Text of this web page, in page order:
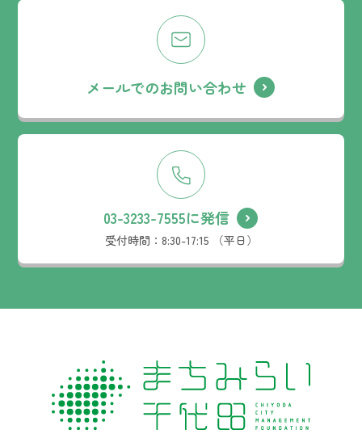
メールでのお問い合わせ
03-3233-7555に発信
受付時間： 8:30-17:15 （平日）